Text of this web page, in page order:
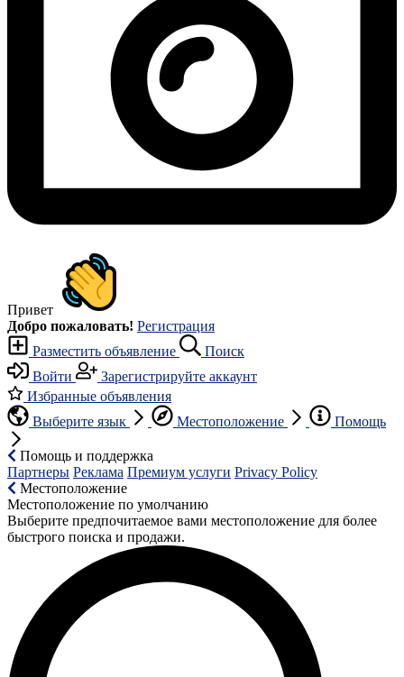
Привет
Добро пожаловать! Регистрация
Разместить объявление
Поиск
Войти
Зарегистрируйте аккаунт
Избранные объявления
Выберите язык
Местоположение Помощь
Помощь и поддержка
Партнеры Реклама Премиум услуги Privacy Policy
Местоположение
Местоположение по умолчанию
Выберите предпочитаемое вами местоположение для более
быстрого поиска и продажи.